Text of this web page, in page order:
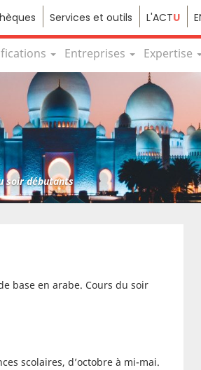
Services et outils L'ACTU
Entreprises Expertise
soir débutants
base en arabe. Cours du soir
scolaires, d’octobre à mi-mai.